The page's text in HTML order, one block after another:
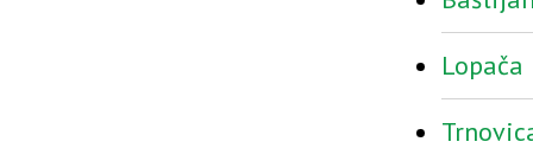
Lopača